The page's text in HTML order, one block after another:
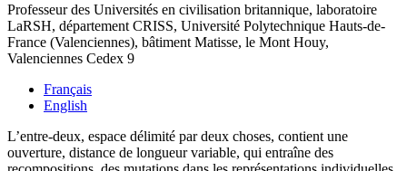
Professeur des Universités en civilisation britannique, laboratoire
LaRSH, département CRISS, Université Polytechnique Hauts-de-
France (Valenciennes), bâtiment Matisse, le Mont Houy,
Valenciennes Cedex 9
Français
English
L’entre-deux, espace délimité par deux choses, contient une
ouverture, distance de longueur variable, qui entraîne des